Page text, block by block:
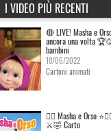
I VIDEO PIÙ RECENTI
🔴 LIVE! Masha e
ancora una volta
bambini
18/06/2022
Cartoni animati
👱‍♀️ Masha e Orso
⚔️🤣 Carto